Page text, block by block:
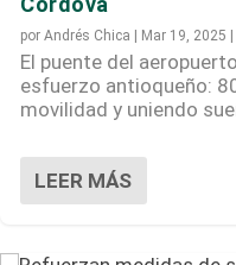
por Andrés Chica Mar 19, 2025
El puente del
esfuerzo antioqueño:
movilidad y uniendo
LEER MÁS